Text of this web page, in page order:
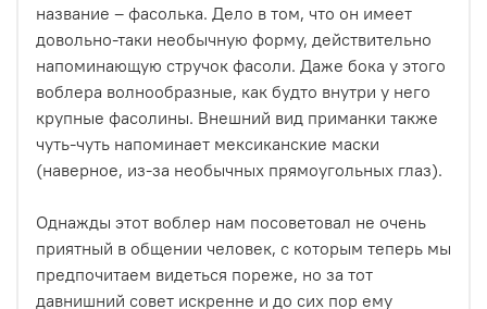
название – фасолька. Дело в том, что он имеет
довольно-таки необычную форму, действительно
напоминающую стручок фасоли. Даже бока у этого
воблера волнообразные, как будто внутри у него
крупные фасолины. Внешний вид приманки также
чуть-чуть напоминает мексиканские маски
(наверное, из-за необычных прямоугольных глаз).
Однажды этот воблер нам посоветовал не очень
приятный в общении человек, с которым теперь мы
предпочитаем видеться пореже, но за тот
давнишний совет искренне и до сих пор ему